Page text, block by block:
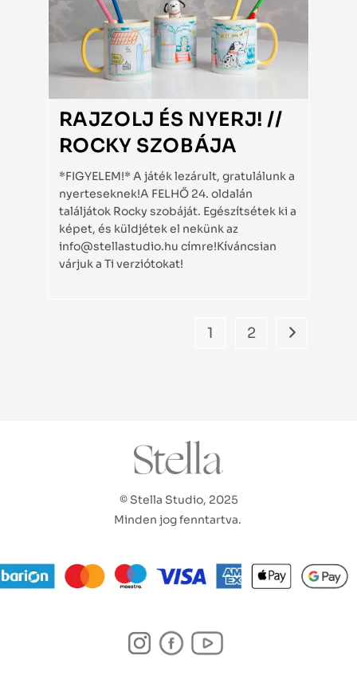
RAJZOLJ ÉS NYERJ! //
ROCKY SZOBÁJA
*FIGYELEM!* A játék lezárult, gratulálunk a
nyerteseknek!A FELHŐ 24. oldalán
találjátok Rocky szobáját. Egészítsétek ki a
képet, és küldjétek el nekünk az
info@stellastudio.hu címre!Kíváncsian
várjuk a Ti verziótokat!
1 2
© Stella Studio, 2025
Minden jog fenntartva.